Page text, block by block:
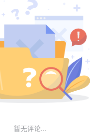
暂无评论...